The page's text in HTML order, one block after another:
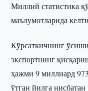
Миллий статистика
маълумотларида
Кўрсаткичнинг
экспортнинг
ҳажми 9 миллиард
ўтган йилга